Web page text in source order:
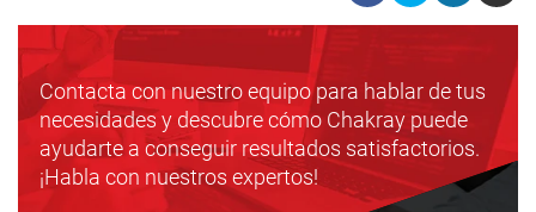
Contacta con nuestro equipo para hablar de tus
necesidades y descubre cómo Chakray puede
ayudarte a conseguir resultados satisfactorios.
¡Habla con nuestros expertos!